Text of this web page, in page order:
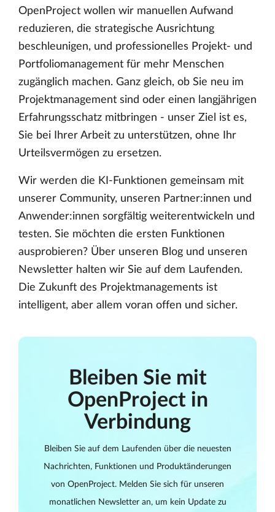
OpenProject wollen wir manuellen Aufwand
reduzieren, die strategische Ausrichtung
beschleunigen, und professionelles Projekt- und
Portfoliomanagement für mehr Menschen
zugänglich machen. Ganz gleich, ob Sie neu im
Projektmanagement sind oder einen langjährigen
Erfahrungsschatz mitbringen - unser Ziel ist es,
Sie bei Ihrer Arbeit zu unterstützen, ohne Ihr
Urteilsvermögen zu ersetzen.
Wir werden die KI-Funktionen gemeinsam mit
unserer Community, unseren Partner:innen und
Anwender:innen sorgfältig weiterentwickeln und
testen. Sie möchten die ersten Funktionen
ausprobieren? Über unseren Blog und unseren
Newsletter halten wir Sie auf dem Laufenden.
Die Zukunft des Projektmanagements ist
intelligent, aber allem voran offen und sicher.
Bleiben Sie mit
OpenProject in
Verbindung
Bleiben Sie auf dem Laufenden über die neuesten
Nachrichten, Funktionen und Produktänderungen
von OpenProject. Melden Sie sich für unseren
monatlichen Newsletter an, um kein Update zu